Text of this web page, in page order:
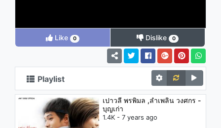
Like 0 Dislike 0
Playlist
เปาวลี พรพิมล ,ลำเพลิน วงศกร -
บุญเก่า
1.4K - 7 years ago